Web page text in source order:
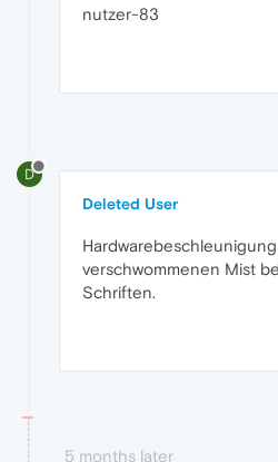
nutzer-83
D
Deleted User
verschwommenen Mist
Schriften.
5 months later